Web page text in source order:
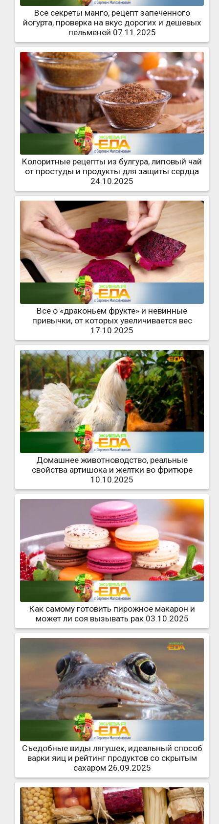
Все секреты манго, рецепт запеченного
йогурта, проверка на вкус дорогих и дешевых
пельменей 07.11.2025
Колоритные рецепты из булгура, липовый чай
от простуды и продукты для защиты сердца
24.10.2025
Все о «драконьем фрукте» и невинные
привычки, от которых увеличивается вес
17.10.2025
Домашнее животноводство, реальные
свойства артишока и желтки во фритюре
10.10.2025
Как самому готовить пирожное макарон и
может ли соя вызывать рак 03.10.2025
Съедобные виды лягушек, идеальный способ
варки яиц и рейтинг продуктов со скрытым
сахаром 26.09.2025